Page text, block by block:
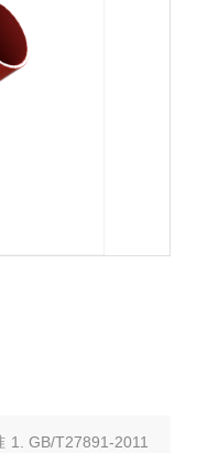
1. GB/T27891-2011